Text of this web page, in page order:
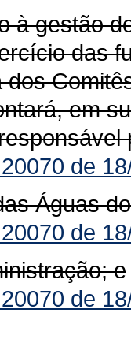
à gestão
das
em
de
Águas
de
e
de